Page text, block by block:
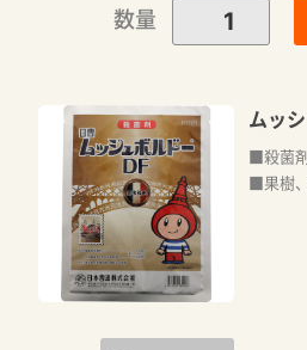
数量
ムッ
■殺菌
■果樹